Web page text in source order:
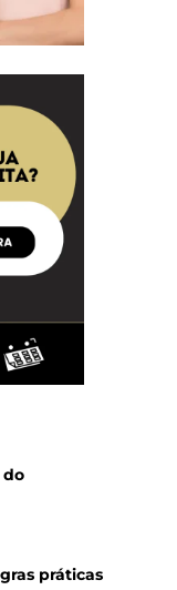
do
práticas